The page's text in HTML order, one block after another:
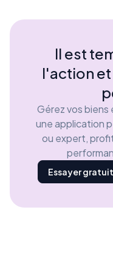
Il est
l'action
Gérez vos
une application
ou expert,
Essayer